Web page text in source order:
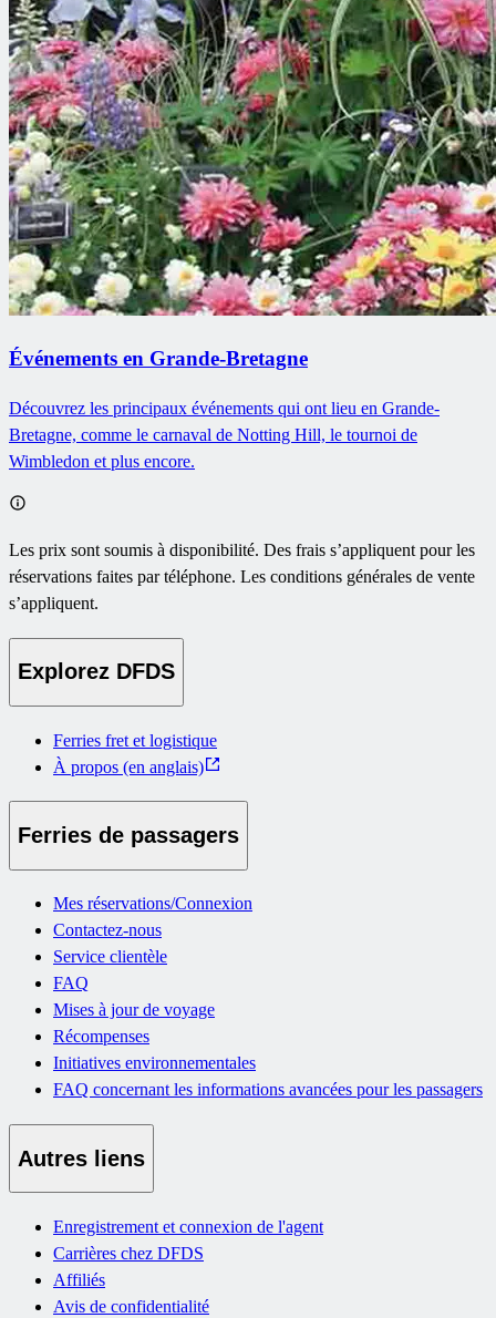
Événements en Grande-Bretagne
Découvrez les principaux événements qui ont lieu en Grande-
Bretagne, comme le carnaval de Notting Hill, le tournoi de
Wimbledon et plus encore.
Les prix sont soumis à disponibilité. Des frais s’appliquent pour les
réservations faites par téléphone. Les conditions générales de vente
s’appliquent.
Explorez DFDS
Ferries fret et logistique
À propos (en anglais)
Ferries de passagers
Mes réservations/Connexion
Contactez-nous
Service clientèle
FAQ
Mises à jour de voyage
Récompenses
Initiatives environnementales
FAQ concernant les informations avancées pour les passagers
Autres liens
Enregistrement et connexion de l'agent
Carrières chez DFDS
Affiliés
Avis de confidentialité